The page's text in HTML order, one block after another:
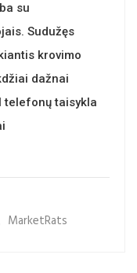
su
Sudužęs
krovimo
dažnai
telefonų taisykla
MarketRats